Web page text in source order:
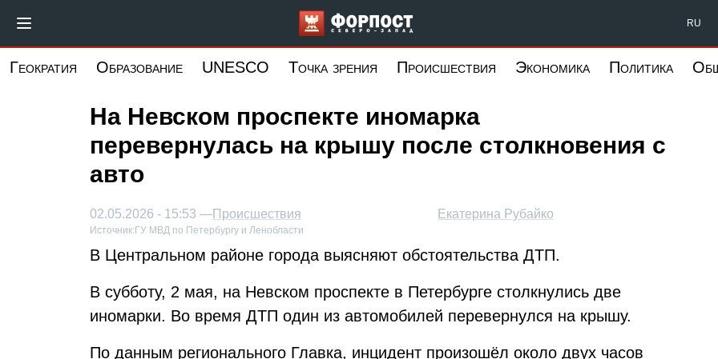
основному
Форпост Северо-Запад RU
Геократия Образование UNESCO Точка зрения Происшествия Экономика Политика
На Невском проспекте иномарка
перевернулась на крышу после столкновения с
авто
Екатерина Рубайко
02.05.2026 - 15:53 —Происшествия
Источник: ГУ МВД по Петербургу и Ленобласти
В Центральном районе города выясняют обстоятельства ДТП.
В субботу, 2 мая, на Невском проспекте в Петербурге столкнулись две
иномарки. Во время ДТП один из автомобилей перевернулся на крышу.
По данным регионального Главка, инцидент произошёл около двух часов